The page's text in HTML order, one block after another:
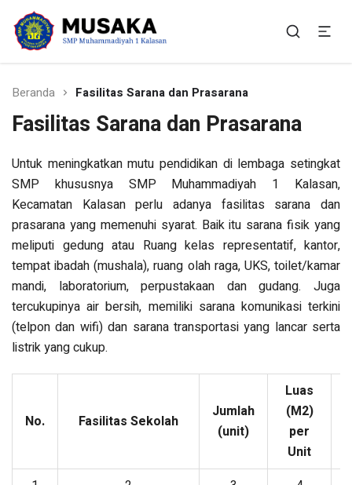
SMP Muhammadiyah 1
Kalasan
Situs Resmi SMP Muhammadiyah 1 Kalasan
Beranda Fasilitas Sarana dan Prasarana
Fasilitas Sarana dan Prasarana
Untuk meningkatkan mutu pendidikan di lembaga setingkat
SMP khususnya SMP Muhammadiyah 1 Kalasan,
Kecamatan Kalasan perlu adanya fasilitas sarana dan
prasarana yang memenuhi syarat. Baik itu sarana fisik yang
meliputi gedung atau Ruang kelas representatif, kantor,
tempat ibadah (mushala), ruang olah raga, UKS, toilet/kamar
mandi, laboratorium, perpustakaan dan gudang. Juga
tercukupinya air bersih, memiliki sarana komunikasi terkini
(telpon dan wifi) dan sarana transportasi yang lancar serta
listrik yang cukup.
No. Fasilitas Sekolah
Jumlah
(unit)
Luas
(M2)
per
Unit